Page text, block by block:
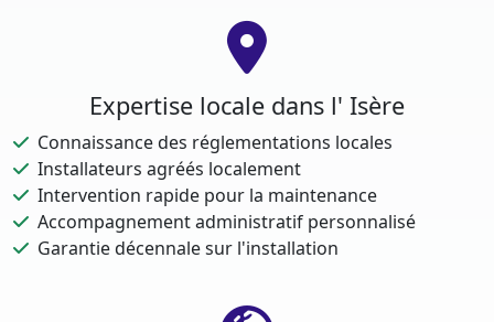
Expertise locale dans l' Isère
Connaissance des réglementations locales
Installateurs agréés localement
Intervention rapide pour la maintenance
Accompagnement administratif personnalisé
Garantie décennale sur l'installation